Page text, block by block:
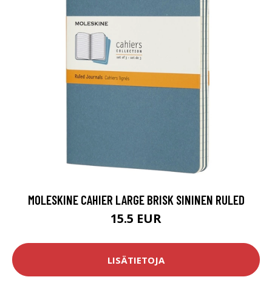
MOLESKINE CAHIER LARGE BRISK SININEN RULED
15.5 EUR
LISÄTIETOJA